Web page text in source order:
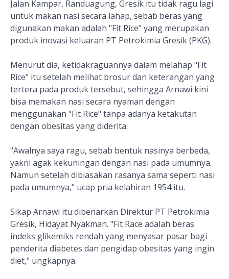
Jalan Kampar, Randuagung, Gresik itu tidak ragu lagi
untuk makan nasi secara lahap, sebab beras yang
digunakan makan adalah "Fit Rice" yang merupakan
produk inovasi keluaran PT Petrokimia Gresik (PKG).
Menurut dia, ketidakraguannya dalam melahap "Fit
Rice" itu setelah melihat brosur dan keterangan yang
tertera pada produk tersebut, sehingga Arnawi kini
bisa memakan nasi secara nyaman dengan
menggunakan "Fit Rice" tanpa adanya ketakutan
dengan obesitas yang diderita.
"Awalnya saya ragu, sebab bentuk nasinya berbeda,
yakni agak kekuningan dengan nasi pada umumnya.
Namun setelah dibiasakan rasanya sama seperti nasi
pada umumnya," ucap pria kelahiran 1954 itu.
Sikap Arnawi itu dibenarkan Direktur PT Petrokimia
Gresik, Hidayat Nyakman. "Fit Race adalah beras
indeks glikemiks rendah yang menyasar pasar bagi
penderita diabetes dan pengidap obesitas yang ingin
diet," ungkapnya.